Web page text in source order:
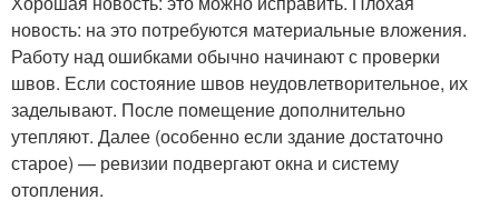
новость: на это потребуются материальные вложения.
Работу над ошибками обычно начинают с проверки
швов. Если состояние швов неудовлетворительное, их
заделывают. После помещение дополнительно
утепляют. Далее (особенно если здание достаточно
старое) — ревизии подвергают окна и систему
отопления.